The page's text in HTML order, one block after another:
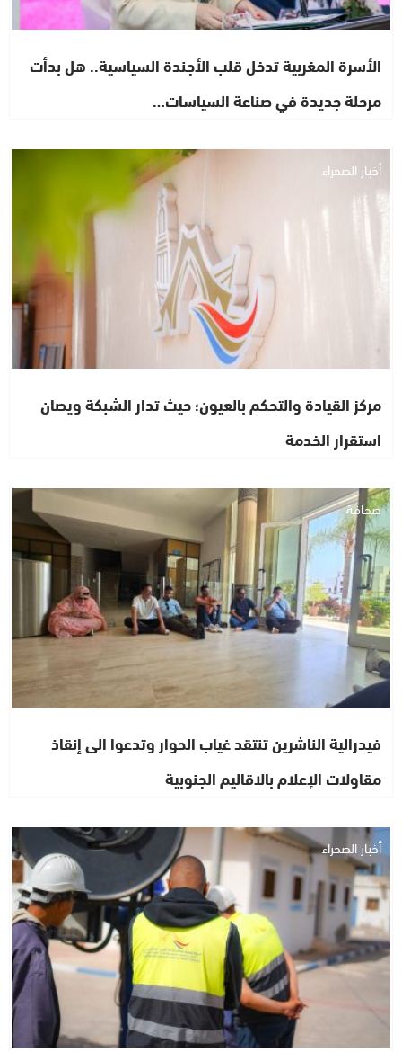
الأسرة المغربية تدخل قلب الأجندة السياسية.. هل بدأت
مرحلة جديدة في صناعة السياسات…
أخبار الصحراء
مركز القيادة والتحكم بالعيون؛ حيث تدار الشبكة ويصان
استقرار الخدمة
صحافة
فيدرالية الناشرين تنتقد غياب الحوار وتدعوا الى إنقاذ
مقاولات الإعلام بالاقاليم الجنوبية
أخبار الصحراء